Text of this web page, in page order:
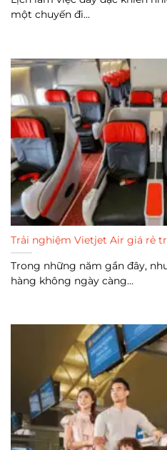
một chuyến đi...
Trải nghiệm Vietjet Air giá rẻ
Trong những năm gần đây,
hàng không ngày càng...